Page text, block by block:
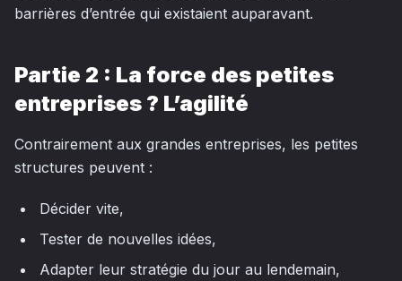
barrières d’entrée qui existaient auparavant.
Partie 2 : La force des petites
entreprises ? L’agilité
Contrairement aux grandes entreprises, les petites
structures peuvent :
Décider vite,
Tester de nouvelles idées,
Adapter leur stratégie du jour au lendemain,